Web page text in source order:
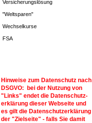
Versicherungslösung
"Weltsparen"
Wechselkurse
FSA
Hinweise zum Datenschutz nach
DSGVO: bei der Nutzung von
"Links" endet die Datenschutz-
erklärung dieser Webseite und
es gilt die Datenschutzerklärung
der "Zielseite" - falls Sie damit